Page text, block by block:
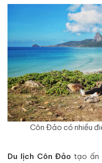
Côn Đảo có nhiều
Du lịch Côn Đảo tạo ấn